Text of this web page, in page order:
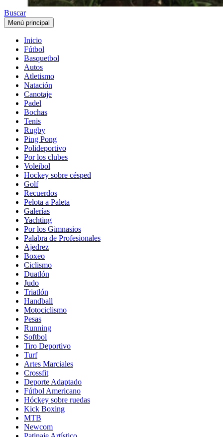
Buscar
Menú principal
Inicio
Fútbol
Basquetbol
Autos
Atletismo
Natación
Canotaje
Padel
Bochas
Tenis
Rugby
Ping Pong
Polideportivo
Por los clubes
Voleibol
Hockey sobre césped
Golf
Recuerdos
Pelota a Paleta
Galerías
Yachting
Por los Gimnasios
Palabra de Profesionales
Ajedrez
Boxeo
Ciclismo
Duatlón
Judo
Triatlón
Handball
Motociclismo
Pesas
Running
Softbol
Tiro Deportivo
Turf
Artes Marciales
Crossfit
Deporte Adaptado
Fútbol Americano
Hóckey sobre ruedas
Kick Boxing
MTB
Newcom